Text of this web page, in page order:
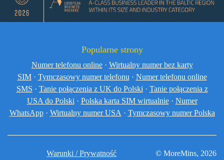
Popularne strony
Numer telefonu online · Wirtualny numer bez karty
SIM · Tymczasowy numer telefonu · Numer telefonu online
SMS · Tanie połączenia z UK do Polski · Tanie połączenia z
USA do Polski · Polska karta SIM wirtualnie · Numer
WhatsApp · Wirtualny numer USA · Tymczasowy numer Polska
Warunki / Prywatność © MoreMins, 2026